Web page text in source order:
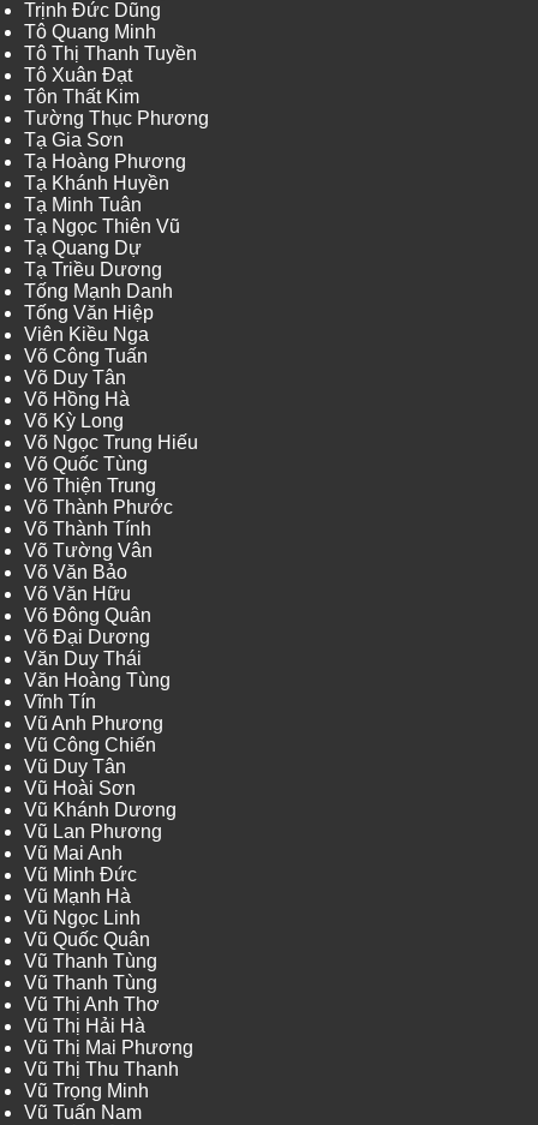
Trịnh Đức Dũng
Tô Quang Minh
Tô Thị Thanh Tuyền
Tô Xuân Đạt
Tôn Thất Kim
Tường Thục Phương
Tạ Gia Sơn
Tạ Hoàng Phương
Tạ Khánh Huyền
Tạ Minh Tuân
Tạ Ngọc Thiên Vũ
Tạ Quang Dự
Tạ Triều Dương
Tống Mạnh Danh
Tống Văn Hiệp
Viên Kiều Nga
Võ Công Tuấn
Võ Duy Tân
Võ Hồng Hà
Võ Kỳ Long
Võ Ngọc Trung Hiếu
Võ Quốc Tùng
Võ Thiện Trung
Võ Thành Phước
Võ Thành Tính
Võ Tường Vân
Võ Văn Bảo
Võ Văn Hữu
Võ Đông Quân
Võ Đại Dương
Văn Duy Thái
Văn Hoàng Tùng
Vĩnh Tín
Vũ Anh Phương
Vũ Công Chiến
Vũ Duy Tân
Vũ Hoài Sơn
Vũ Khánh Dương
Vũ Lan Phương
Vũ Mai Anh
Vũ Minh Đức
Vũ Mạnh Hà
Vũ Ngọc Linh
Vũ Quốc Quân
Vũ Thanh Tùng
Vũ Thanh Tùng
Vũ Thị Anh Thơ
Vũ Thị Hải Hà
Vũ Thị Mai Phương
Vũ Thị Thu Thanh
Vũ Trọng Minh
Vũ Tuấn Nam